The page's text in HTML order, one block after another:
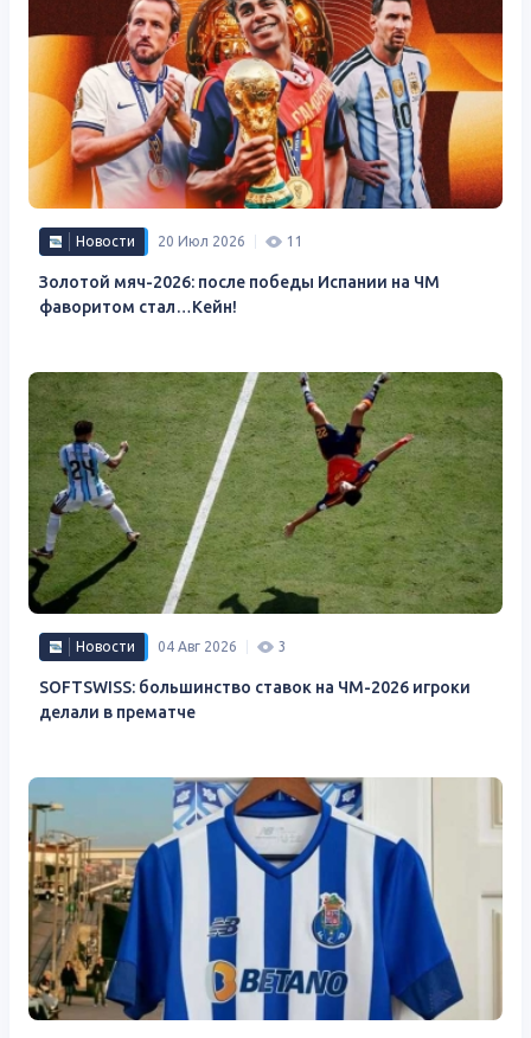
Новости 20 Июл 2026 11
Золотой мяч-2026: после победы Испании на ЧМ
фаворитом стал…Кейн!
Новости 04 Авг 2026 3
SOFTSWISS: большинство ставок на ЧМ-2026 игроки
делали в прематче